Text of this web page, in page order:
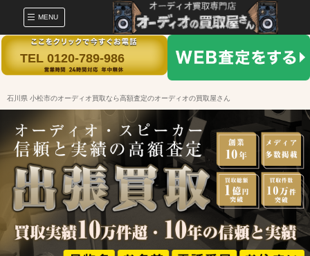
MENU
TEL 0120-789-986
石川県 小松市のオーディオ買取なら高額査定のオーディオの買取屋さん